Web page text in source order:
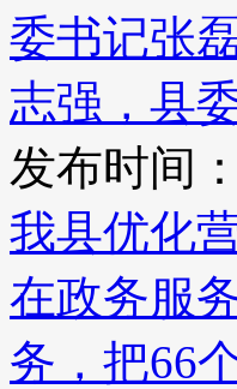
委书记张
志强，县
发布时间
我县优化
在政务服
务，把66